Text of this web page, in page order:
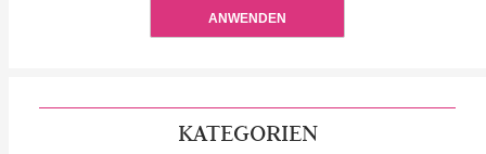
ANWENDEN
KATEGORIEN